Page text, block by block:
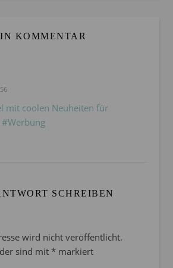
KOMMENTAR
mit coolen Neuheiten für
SCHREIBEN
wird nicht veröffentlicht.
sind mit * markiert